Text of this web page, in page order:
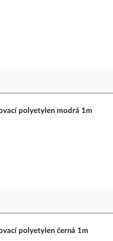
polyetylen modrá 1m
polyetylen černá 1m